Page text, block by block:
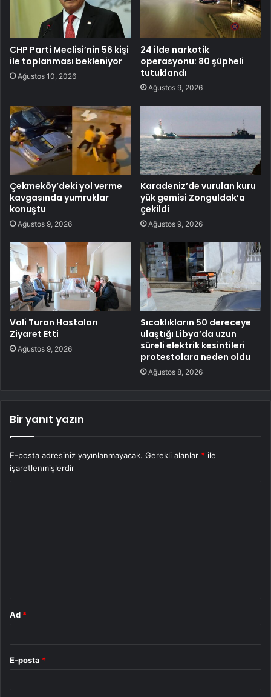
CHP Parti Meclisi’nin 56 kişi
ile toplanması bekleniyor
Ağustos 10, 2026
24 ilde narkotik
operasyonu: 80 şüpheli
tutuklandı
Ağustos 9, 2026
Çekmeköy’deki yol verme
kavgasında yumruklar
konuştu
Ağustos 9, 2026
Karadeniz’de vurulan kuru
yük gemisi Zonguldak’a
çekildi
Ağustos 9, 2026
Vali Turan Hastaları
Ziyaret Etti
Ağustos 9, 2026
Sıcaklıkların 50 dereceye
ulaştığı Libya’da uzun
süreli elektrik kesintileri
protestolara neden oldu
Ağustos 8, 2026
Bir yanıt yazın
E-posta adresiniz yayınlanmayacak. Gerekli alanlar * ile
işaretlenmişlerdir
Ad *
E-posta *